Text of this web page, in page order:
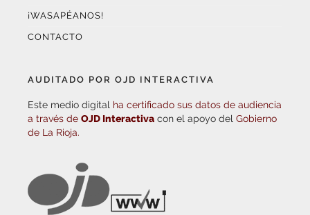
¡WASAPÉANOS!
CONTACTO
AUDITADO POR OJD INTERACTIVA
Este medio digital ha certificado sus datos de audiencia
a través de OJD Interactiva con el apoyo del Gobierno
de La Rioja.